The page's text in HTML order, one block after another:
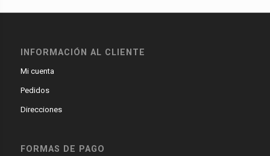
INFORMACIÓN AL CLIENTE
Mi cuenta
Pedidos
Direcciones
FORMAS DE PAGO